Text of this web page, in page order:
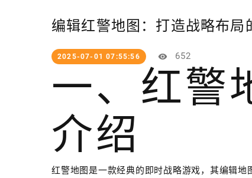
编辑红警地图：打造战略布局
2025-07-01 07:55:56 652
一、红警
介绍
红警地图是一款经典的即时战略游戏，其编辑